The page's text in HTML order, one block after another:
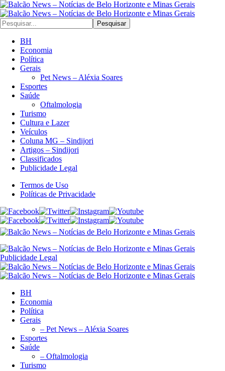
Pesquisar
BH
Economia
Política
Gerais
Pet News – Aléxia Soares
Esportes
Saúde
Oftalmologia
Turismo
Cultura e Lazer
Veículos
Coluna MG – Sindijori
Artigos – Sindijori
Classificados
Publicidade Legal
Termos de Uso
Políticas de Privacidade
Publicidade Legal
BH
Economia
Política
Gerais
– Pet News – Aléxia Soares
Esportes
Saúde
– Oftalmologia
Turismo